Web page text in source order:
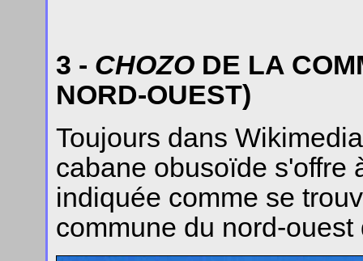
3 - CHOZO DE LA
NORD-OUEST)
Toujours dans
cabane obusoïde s'offre
indiquée comme se
commune du nord-